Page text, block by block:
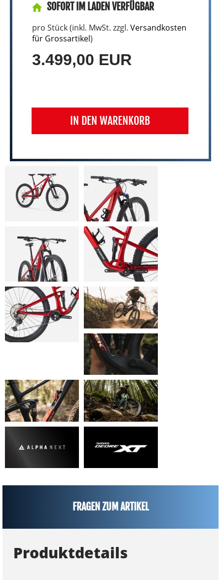
SOFORT IM LADEN VERFÜGBAR
pro Stück (inkl. MwSt. zzgl. Versandkosten
für Grossartikel)
3.499,00 EUR
IN DEN WARENKORB
FRAGEN ZUM ARTIKEL
Produktdetails